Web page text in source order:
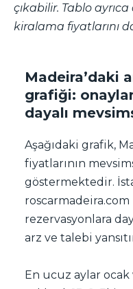
çıkabilir. Tablo
kiralama fiyatlarını
Madeira’daki
grafiği:
dayalı
Aşağıdaki grafik,
fiyatlarının
göstermektedir.
rezervasyonlara
arz ve talebi
En ucuz aylar